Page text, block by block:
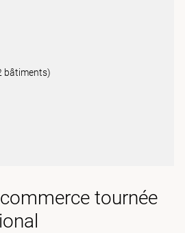
bâtiments)
tournée